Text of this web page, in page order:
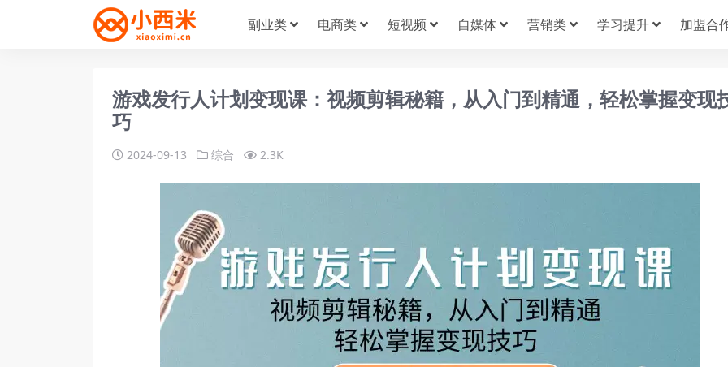
副业类 电商类 短视频 自媒体 营销类 学习提升 加盟合
游戏发行人计划变现课：视频剪辑秘籍，从入门到精通，轻松掌握变现
巧
2024-09-13 综合 2.3K